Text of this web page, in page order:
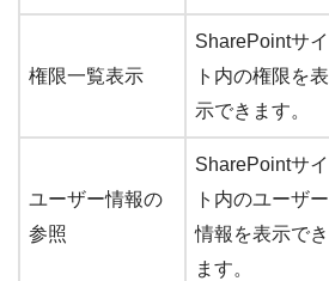
権限一覧表示
SharePointサイ
ト内の権限を表
示できます。
ユーザー情報の
参照
SharePointサイ
ト内のユーザー
情報を表示でき
ます。